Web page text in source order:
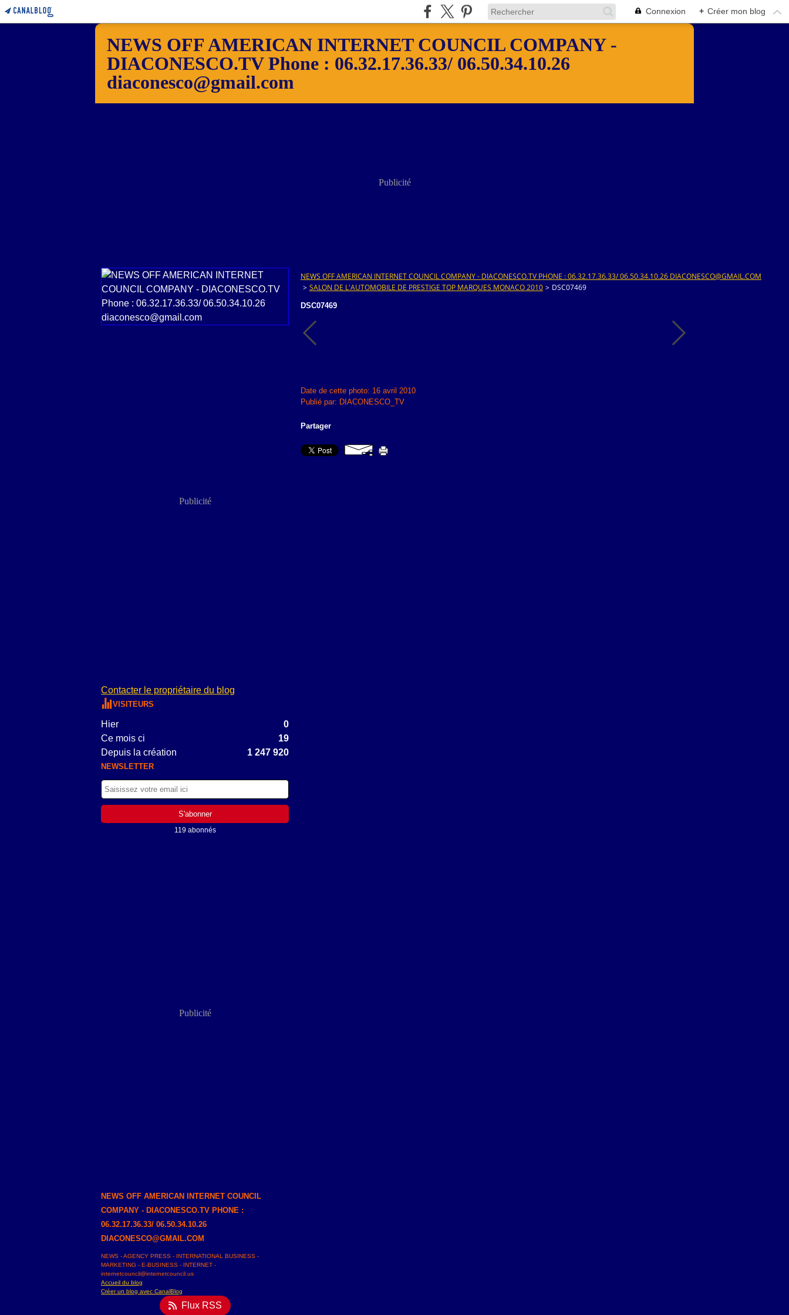
Connexion + Créer mon blog
NEWS OFF AMERICAN INTERNET COUNCIL COMPANY -
DIACONESCO.TV Phone : 06.32.17.36.33/ 06.50.34.10.26
diaconesco@gmail.com
Publicité
Publicité
Contacter le propriétaire du blog
VISITEURS
Hier
0
Ce mois ci
19
Depuis la création
1 247 920
NEWSLETTER
119 abonnés
Publicité
NEWS OFF AMERICAN INTERNET COUNCIL
COMPANY - DIACONESCO.TV PHONE :
06.32.17.36.33/ 06.50.34.10.26
DIACONESCO@GMAIL.COM
NEWS - AGENCY PRESS - INTERNATIONAL BUSINESS -
MARKETING - E-BUSINESS - INTERNET -
internetcouncil@internetcouncil.us
Accueil du blog
Créer un blog avec CanalBlog
Flux RSS
NEWS OFF AMERICAN INTERNET COUNCIL COMPANY - DIACONESCO.TV PHONE : 06.32.17.36.33/ 06.50.34.10.26 DIACONESCO@GMAIL.COM
> SALON DE L'AUTOMOBILE DE PRESTIGE TOP MARQUES MONACO 2010 > DSC07469
DSC07469
Date de cette photo: 16 avril 2010
Publié par: DIACONESCO_TV
Partager